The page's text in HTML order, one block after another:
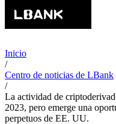
Inicio
/
Centro de noticias de LBank
/
La actividad de
2023, pero emerge una
perpetuos de EE. UU.